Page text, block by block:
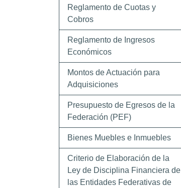
Reglamento de Cuotas y
Cobros
Reglamento de Ingresos
Económicos
Montos de Actuación para
Adquisiciones
Presupuesto de Egresos de la
Federación (PEF)
Bienes Muebles e Inmuebles
Criterio de Elaboración de la
Ley de Disciplina Financiera de
las Entidades Federativas de